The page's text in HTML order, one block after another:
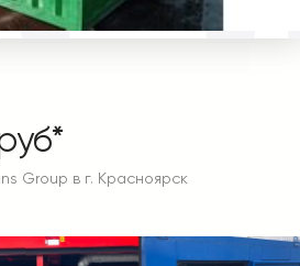
Group в г. Красноярск